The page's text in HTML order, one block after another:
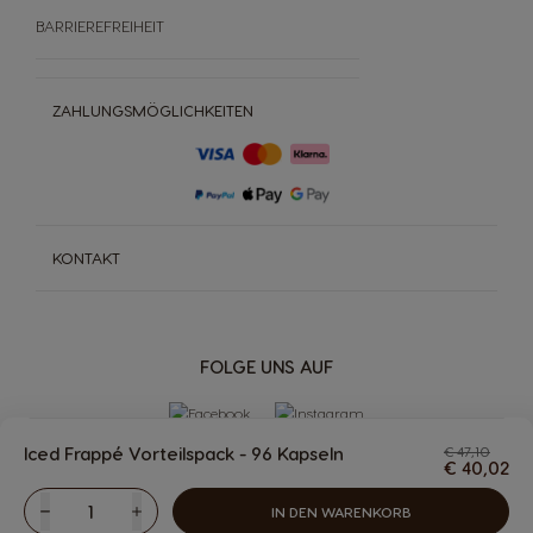
FOLGE UNS AUF
ZAHLUNGSMÖGLICHKEITEN
KONTAKT
BARRIEREFREIHEIT
GETRÄNKE
Maschinen MASCHINEN
Iced Frappé Vorteilspack - 96 Kapseln € 47,10
€ 40,02
VerringernMenge Erhöhen
IN DEN WARENKORB